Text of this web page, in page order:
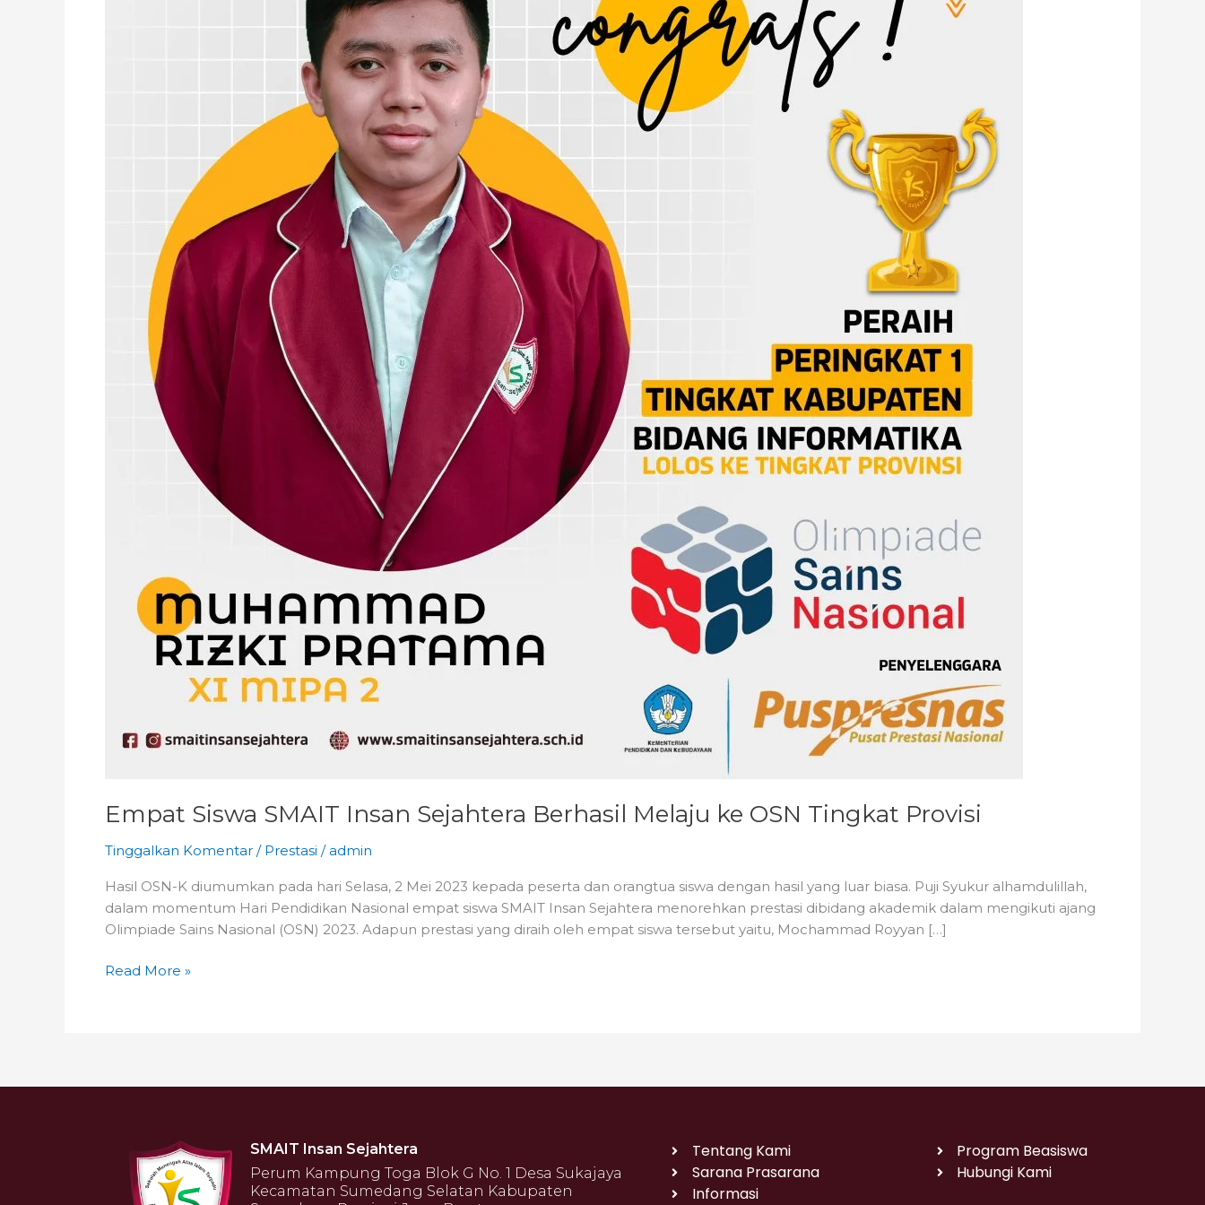
Empat Siswa SMAIT Insan Sejahtera Berhasil Melaju ke OSN Tingkat Provisi
Tinggalkan Komentar / Prestasi /admin
Hasil OSN-K diumumkan pada hari Selasa, 2 Mei 2023 kepada peserta dan orangtua siswa dengan hasil yang luar biasa. Puji Syukur alhamdulillah,
dalam momentum Hari Pendidikan Nasional empat siswa SMAIT Insan Sejahtera menorehkan prestasi dibidang akademik dalam mengikuti ajang
Olimpiade Sains Nasional (OSN) 2023. Adapun prestasi yang diraih oleh empat siswa tersebut yaitu, Mochammad Royyan […]
Read More »
SMAIT Insan Sejahtera
Perum Kampung Toga Blok G No. 1 Desa Sukajaya
Kecamatan Sumedang Selatan Kabupaten
Tentang Kami
Sarana Prasarana
Informasi
Program Beasiswa
Hubungi Kami